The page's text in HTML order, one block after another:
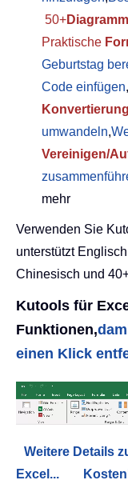
50+Diagramm
Praktische
Geburtstag
Code einfügen,
umwandeln,
Vereinigen/
mehr
Verwenden Sie
unterstützt
Chinesisch und
Kutools für
Funktionen,
einen Klick
Weitere Details
Excel...